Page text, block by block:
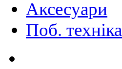
Аксесуари
Поб. техніка